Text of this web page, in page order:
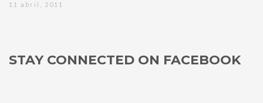
11 abril, 2011
STAY CONNECTED ON FACEBOOK